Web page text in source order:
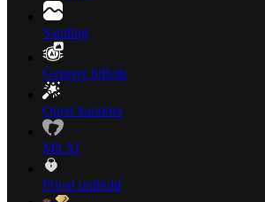
Samling
Generer billede
Opret karakter
Mit AI
Privat indhold